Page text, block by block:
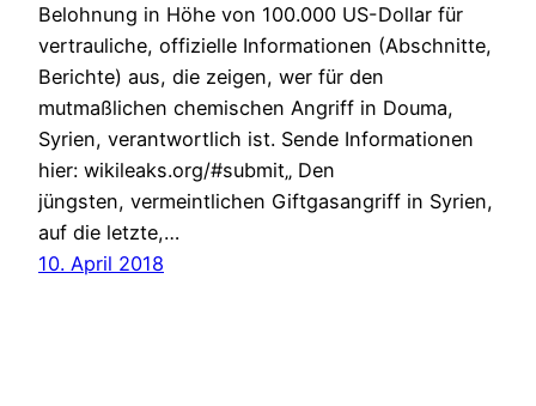
Belohnung in Höhe von 100.000 US-Dollar für
vertrauliche, offizielle Informationen (Abschnitte,
Berichte) aus, die zeigen, wer für den
mutmaßlichen chemischen Angriff in Douma,
Syrien, verantwortlich ist. Sende Informationen
hier: wikileaks.org/#submit„ Den
jüngsten, vermeintlichen Giftgasangriff in Syrien,
auf die letzte,…
10. April 2018